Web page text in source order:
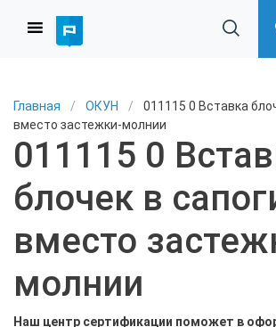
Главная / ОКУН /
011115 0 Вставка
вместо застежки-молнии
011115 0
блочек в
вместо
молнии
Наш центр сертификации поможет в